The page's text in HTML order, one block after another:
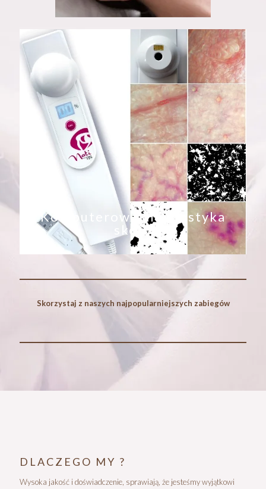
Komputerowa diagnostyka
skóry
Skorzystaj z naszych najpopularniejszych zabiegów
DLACZEGO MY ?
Wysoka jakość i doświadczenie, sprawiają, że jesteśmy wyjątkowi